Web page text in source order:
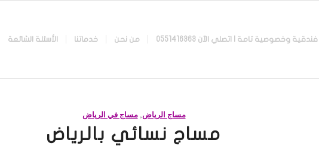
وخصوصية تامة | اتصلي الآن 0551416363 من نحن خدماتنا الأسئلة الشائعة
مساج الرياض,مساج في الرياض
مساج نسائي بالرياض